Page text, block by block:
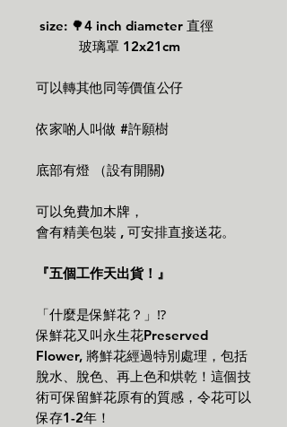
size: 🌳4 inch diameter 直徑
玻璃罩 12x21cm
可以轉其他同等價值公仔
依家啲人叫做 #許願樹
底部有燈 （設有開關)
可以免費加木牌，
會有精美包裝 , 可安排直接送花。
『五個工作天出貨！』
「什麼是保鮮花？」⁉️
保鮮花又叫永生花Preserved
Flower, 將鮮花經過特別處理，包括
脫水、脫色、再上色和烘乾！這個技
術可保留鮮花原有的質感，令花可以
保存1-2年！